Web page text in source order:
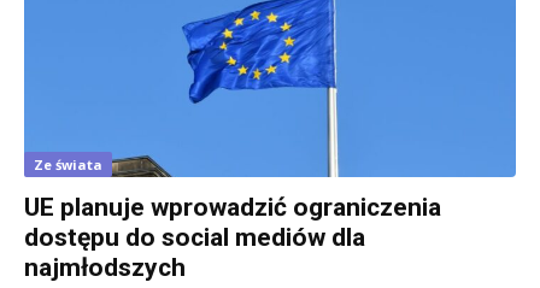
Ze świata
UE planuje wprowadzić ograniczenia
dostępu do social mediów dla
najmłodszych